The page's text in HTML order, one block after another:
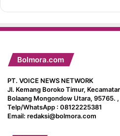
Bolmora.com
PT. VOICE NEWS NETWORK
Jl. Kemang Boroko Timur,
Bolaang Mongondow Utara, 95765. ,
Telp/WhatsApp : 08122225381
Email: redaksi@bolmora.com